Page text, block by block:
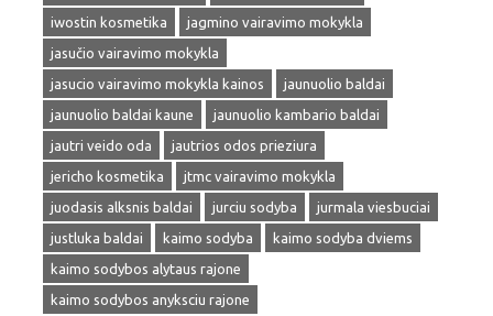
iwostin kosmetika
jagmino vairavimo mokykla
jasučio vairavimo mokykla
jasucio vairavimo mokykla kainos
jaunuolio baldai
jaunuolio baldai kaune
jaunuolio kambario baldai
jautri veido oda
jautrios odos prieziura
jericho kosmetika
jtmc vairavimo mokykla
juodasis alksnis baldai
jurciu sodyba
jurmala viesbuciai
justluka baldai
kaimo sodyba
kaimo sodyba dviems
kaimo sodybos alytaus rajone
kaimo sodybos anyksciu rajone